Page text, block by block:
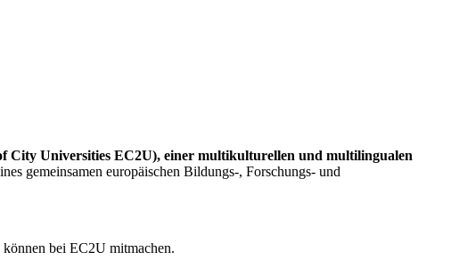
City Universities EC2U), einer multikulturellen und multilingualen
gemeinsamen europäischen Bildungs-, Forschungs- und
bei EC2U mitmachen.